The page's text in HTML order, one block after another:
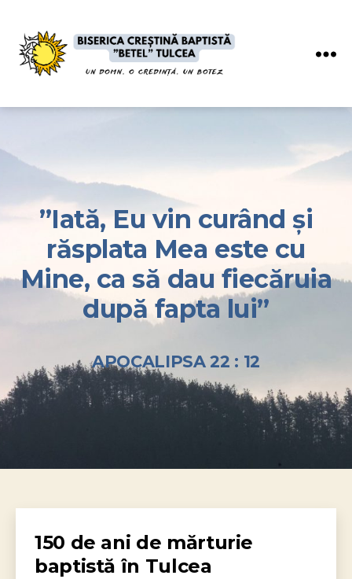
BETEL
”Iată, Eu vin curând şi
răsplata Mea este cu
Mine, ca să dau fiecăruia
după fapta lui”
APOCALIPSA 22 : 12
150 de ani de mărturie
baptistă în Tulcea